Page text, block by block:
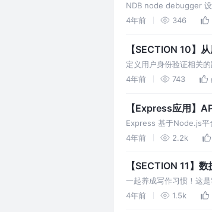
NDB node debugger
全局错误处理中间件 创
4年前 346
【SECTION 10】
定义用户身份验证相关
户管理 userModel 采用
4年前 743
【Express应用】
Express 基于Node.js平
4年前
2.2k
【SECTION 11】
一起养成写作习惯！这
通过操作JSON对象实现
4年前 1.5k